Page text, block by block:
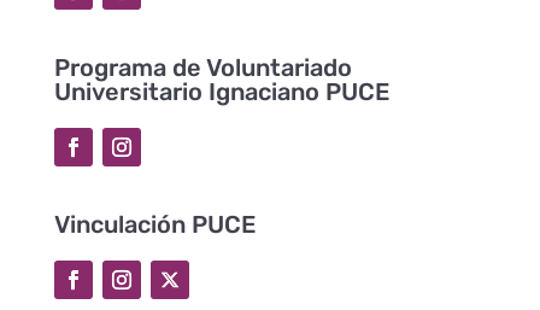
Programa de Voluntariado
Universitario Ignaciano PUCE
Vinculación PUCE